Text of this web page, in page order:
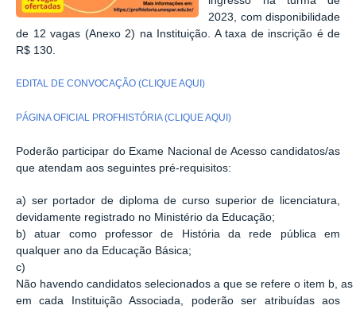
2023, com disponibilidade
de 12 vagas (Anexo 2) na Instituição. A taxa de inscrição é de
R$ 130.
EDITAL DE CONVOCAÇÃO (CLIQUE AQUI)
PÁGINA OFICIAL PROFHISTÓRIA (CLIQUE AQUI)
Poderão participar do Exame Nacional de Acesso candidatos/as
que atendam aos seguintes pré-requisitos:
a) ser portador de diploma de curso superior de licenciatura,
devidamente registrado no Ministério da Educação;
b) atuar como professor de História da rede pública em
qualquer ano da Educação Básica;
c)
Não havendo candidatos selecionados a que se refere o item b, as
em cada Instituição Associada, poderão ser atribuídas aos